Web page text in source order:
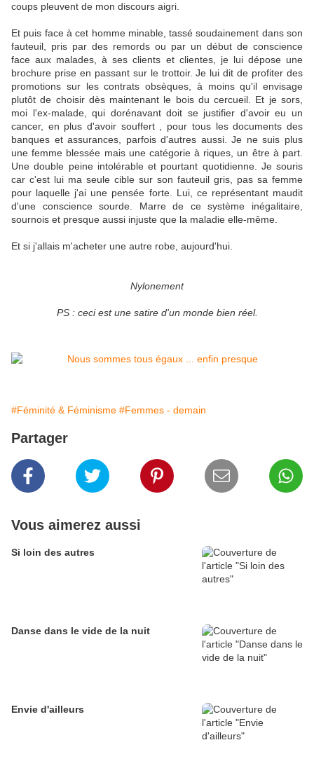
coups pleuvent de mon discours aigri.
Et puis face à cet homme minable, tassé soudainement dans son
fauteuil, pris par des remords ou par un début de conscience
face aux malades, à ses clients et clientes, je lui dépose une
brochure prise en passant sur le trottoir. Je lui dit de profiter des
promotions sur les contrats obsèques, à moins qu'il envisage
plutôt de choisir dès maintenant le bois du cercueil. Et je sors,
moi l'ex-malade, qui dorénavant doit se justifier d'avoir eu un
cancer, en plus d'avoir souffert , pour tous les documents des
banques et assurances, parfois d'autres aussi. Je ne suis plus
une femme blessée mais une catégorie à riques, un être à part.
Une double peine intolérable et pourtant quotidienne. Je souris
car c'est lui ma seule cible sur son fauteuil gris, pas sa femme
pour laquelle j'ai une pensée forte. Lui, ce représentant maudit
d'une conscience sourde. Marre de ce système inégalitaire,
sournois et presque aussi injuste que la maladie elle-même.
Et si j'allais m'acheter une autre robe, aujourd'hui.
Nylonement
PS : ceci est une satire d'un monde bien réel.
#Féminité & Féminisme #Femmes - demain
Partager
Vous aimerez aussi
Si loin des autres
Danse dans le vide de la nuit
Envie d'ailleurs